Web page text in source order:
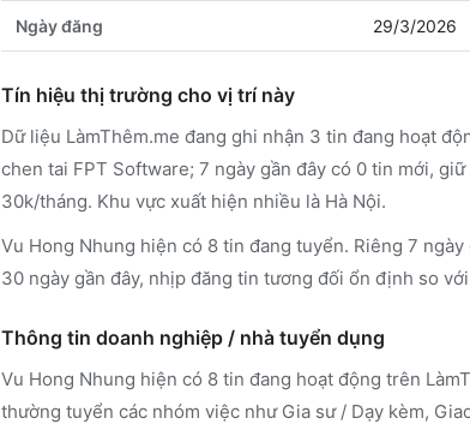
Ngày đăng 29/3/2026
Tín hiệu thị trường cho vị trí này
Dữ liệu LàmThêm.me đang ghi nhận 3 tin đang hoạt
chen tai FPT Software; 7 ngày gần đây có 0 tin mới,
30k/tháng. Khu vực xuất hiện nhiều là Hà Nội.
Vu Hong Nhung hiện có 8 tin đang tuyển. Riêng 7
30 ngày gần đây, nhịp đăng tin tương đối ổn định so
Thông tin doanh nghiệp / nhà tuyển dụng
Vu Hong Nhung hiện có 8 tin đang hoạt động trên
thường tuyển các nhóm việc như Gia sư / Dạy kèm,